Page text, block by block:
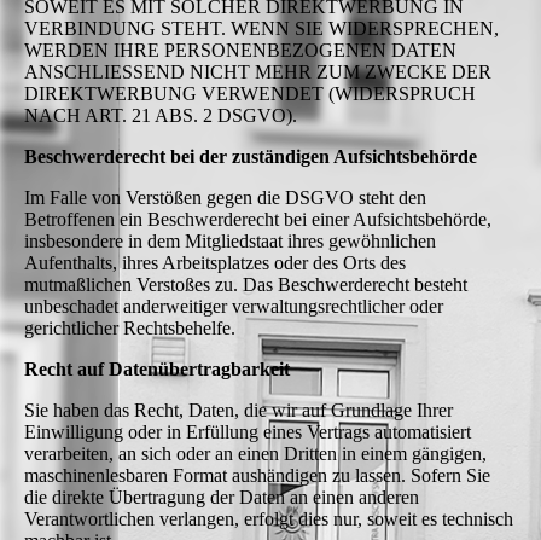
SOWEIT ES MIT SOLCHER DIREKTWERBUNG IN
VERBINDUNG STEHT. WENN SIE WIDERSPRECHEN,
WERDEN IHRE PERSONENBEZOGENEN DATEN
ANSCHLIESSEND NICHT MEHR ZUM ZWECKE DER
DIREKTWERBUNG VERWENDET (WIDERSPRUCH
NACH ART. 21 ABS. 2 DSGVO).
Beschwerderecht bei der zuständigen Aufsichtsbehörde
Im Falle von Verstößen gegen die DSGVO steht den
Betroffenen ein Beschwerderecht bei einer Aufsichtsbehörde,
insbesondere in dem Mitgliedstaat ihres gewöhnlichen
Aufenthalts, ihres Arbeitsplatzes oder des Orts des
mutmaßlichen Verstoßes zu. Das Beschwerderecht besteht
unbeschadet anderweitiger verwaltungsrechtlicher oder
gerichtlicher Rechtsbehelfe.
Recht auf Datenübertragbarkeit
Sie haben das Recht, Daten, die wir auf Grundlage Ihrer
Einwilligung oder in Erfüllung eines Vertrags automatisiert
verarbeiten, an sich oder an einen Dritten in einem gängigen,
maschinenlesbaren Format aushändigen zu lassen. Sofern Sie
die direkte Übertragung der Daten an einen anderen
Verantwortlichen verlangen, erfolgt dies nur, soweit es technisch